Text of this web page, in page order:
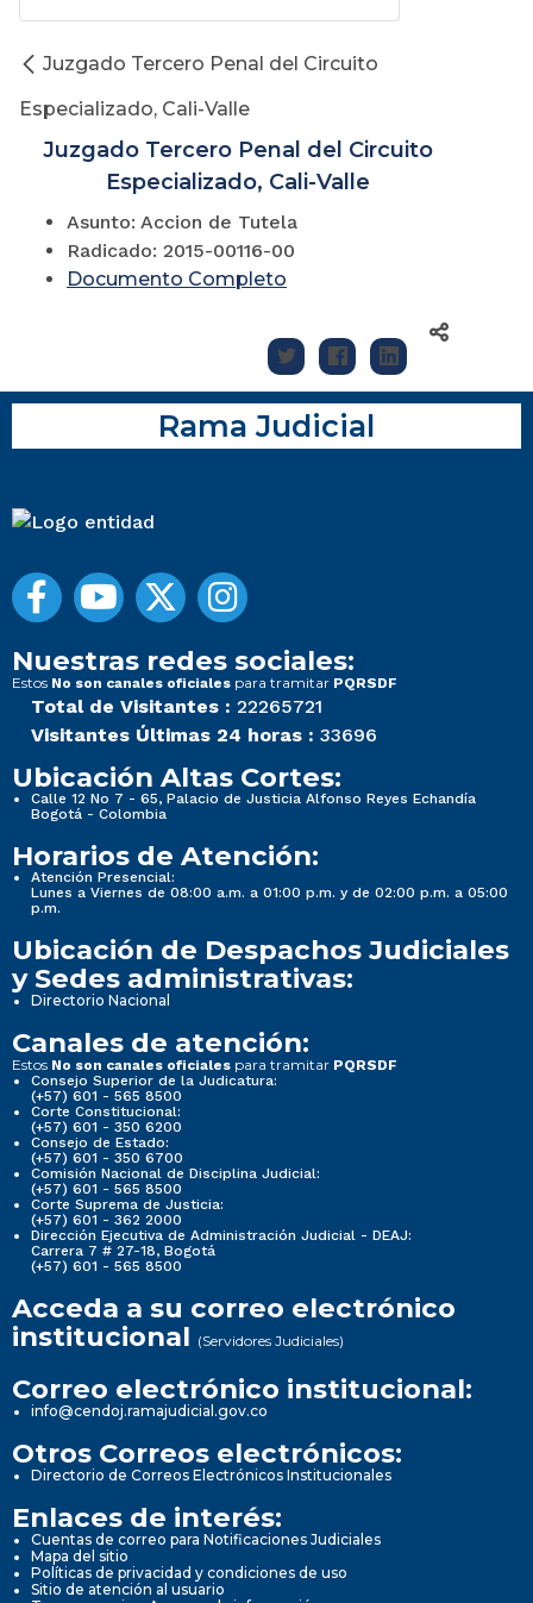
Juzgado Tercero Penal del Circuito
Especializado, Cali-Valle
Juzgado Tercero Penal del Circuito
Especializado, Cali-Valle
Asunto: Accion de Tutela
Radicado: 2015-00116-00
Documento Completo
Rama Judicial
Nuestras redes sociales:
Estos No son canales oficiales para tramitar PQRSDF
Total de Visitantes : 22265721
Visitantes Últimas 24 horas : 33696
Ubicación Altas Cortes:
Calle 12 No 7 - 65, Palacio de Justicia Alfonso Reyes Echandía
Bogotá - Colombia
Horarios de Atención:
Atención Presencial:
Lunes a Viernes de 08:00 a.m. a 01:00 p.m. y de 02:00 p.m. a 05:00
p.m.
Ubicación de Despachos Judiciales
y Sedes administrativas:
Directorio Nacional
Canales de atención:
Estos No son canales oficiales para tramitar PQRSDF
Consejo Superior de la Judicatura:
(+57) 601 - 565 8500
Corte Constitucional:
(+57) 601 - 350 6200
Consejo de Estado:
(+57) 601 - 350 6700
Comisión Nacional de Disciplina Judicial:
(+57) 601 - 565 8500
Corte Suprema de Justicia:
(+57) 601 - 362 2000
Dirección Ejecutiva de Administración Judicial - DEAJ:
Carrera 7 # 27-18, Bogotá
(+57) 601 - 565 8500
Acceda a su correo electrónico
institucional (Servidores Judiciales)
Correo electrónico institucional:
info@cendoj.ramajudicial.gov.co
Otros Correos electrónicos:
Directorio de Correos Electrónicos Institucionales
Enlaces de interés:
Cuentas de correo para Notificaciones Judiciales
Mapa del sitio
Políticas de privacidad y condiciones de uso
Sitio de atención al usuario